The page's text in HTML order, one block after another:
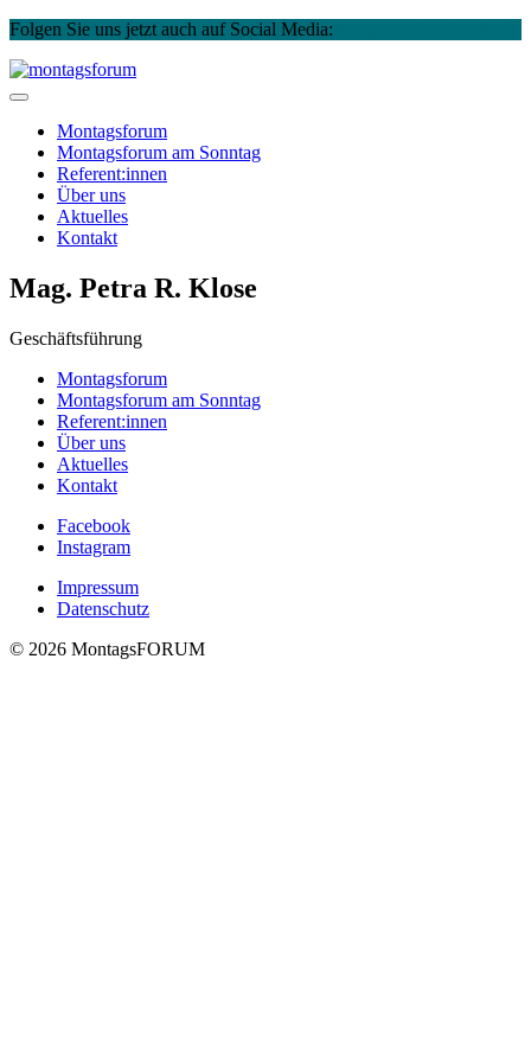
Folgen Sie uns jetzt auch auf Social Media:
Skip
to
Montagsforum
Montagsforum am Sonntag
Referent:innen
Über uns
Aktuelles
Kontakt
Mag. Petra R. Klose
Geschäftsführung
Montagsforum
Montagsforum am Sonntag
Referent:innen
Über uns
Aktuelles
Kontakt
Facebook
Instagram
Impressum
Datenschutz
© 2026 MontagsFORUM